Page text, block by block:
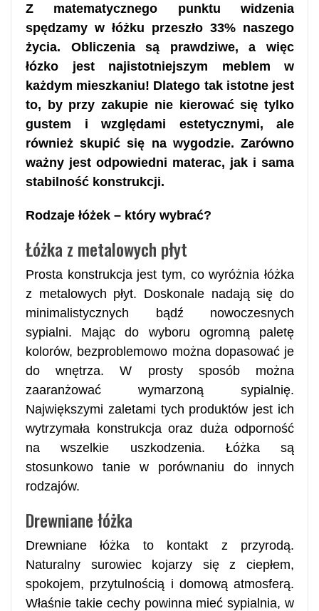
Z matematycznego punktu widzenia
spędzamy w łóżku przeszło 33% naszego
życia. Obliczenia są prawdziwe, a więc
łózko jest najistotniejszym meblem w
każdym mieszkaniu! Dlatego tak istotne jest
to, by przy zakupie nie kierować się tylko
gustem i względami estetycznymi, ale
również skupić się na wygodzie. Zarówno
ważny jest odpowiedni materac, jak i sama
stabilność konstrukcji.
Rodzaje łóżek – który wybrać?
Łóżka z metalowych płyt
Prosta konstrukcja jest tym, co wyróżnia łóżka
z metalowych płyt. Doskonale nadają się do
minimalistycznych bądź nowoczesnych
sypialni. Mając do wyboru ogromną paletę
kolorów, bezproblemowo można dopasować je
do wnętrza. W prosty sposób można
zaaranżować wymarzoną sypialnię.
Największymi zaletami tych produktów jest ich
wytrzymała konstrukcja oraz duża odporność
na wszelkie uszkodzenia. Łóżka są
stosunkowo tanie w porównaniu do innych
rodzajów.
Drewniane łóżka
Drewniane łóżka to kontakt z przyrodą.
Naturalny surowiec kojarzy się z ciepłem,
spokojem, przytulnością i domową atmosferą.
Właśnie takie cechy powinna mieć sypialnia, w